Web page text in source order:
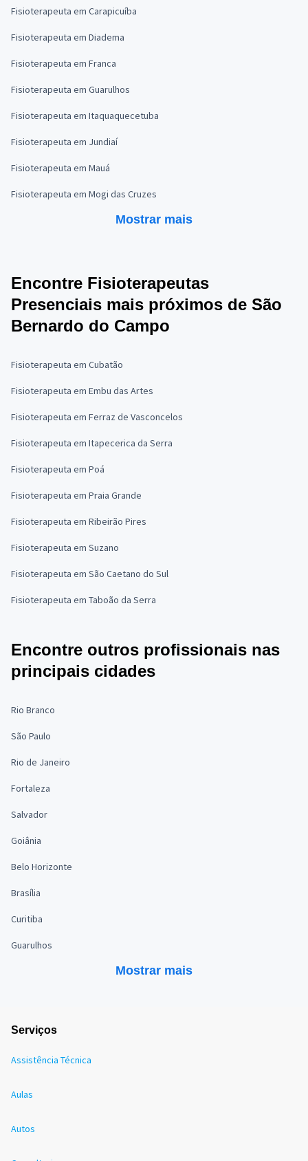
Fisioterapeuta em Carapicuíba
Fisioterapeuta em Diadema
Fisioterapeuta em Franca
Fisioterapeuta em Guarulhos
Fisioterapeuta em Itaquaquecetuba
Fisioterapeuta em Jundiaí
Fisioterapeuta em Mauá
Fisioterapeuta em Mogi das Cruzes
Mostrar mais
Encontre Fisioterapeutas
Presenciais mais próximos de São
Bernardo do Campo
Fisioterapeuta em Cubatão
Fisioterapeuta em Embu das Artes
Fisioterapeuta em Ferraz de Vasconcelos
Fisioterapeuta em Itapecerica da Serra
Fisioterapeuta em Poá
Fisioterapeuta em Praia Grande
Fisioterapeuta em Ribeirão Pires
Fisioterapeuta em Suzano
Fisioterapeuta em São Caetano do Sul
Fisioterapeuta em Taboão da Serra
Encontre outros profissionais nas
principais cidades
Rio Branco
São Paulo
Rio de Janeiro
Fortaleza
Salvador
Goiânia
Belo Horizonte
Brasília
Curitiba
Guarulhos
Mostrar mais
Serviços
Assistência Técnica
Aulas
Autos